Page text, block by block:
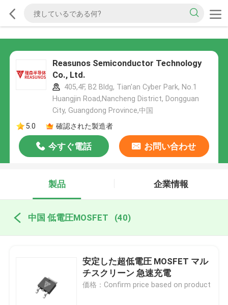
Reasunos Semiconductor Technology
Co., Ltd.
405,4F, B2 Bldg, Tian'an Cyber Park, No.1
Huangjin Road,Nancheng District, Dongguan
City, Guangdong Province,中国
5.0
確認された製造者
今すぐ電話 お問い合わせ
製品 企業情報
中国 低電圧MOSFET (40)
安定した超低電圧 MOSFET マル
チスクリーン 急速充電
価格：Confirm price based on product